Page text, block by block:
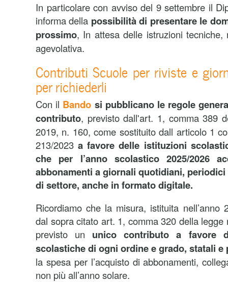
In particolare con avviso del 9 settembre il
informa della possibilità di presentare le
prossimo, In attesa delle istruzioni tecniche,
agevolativa.
Contributi Scuole per riviste e
per richiederli
Con il Bando si pubblicano le regole
contributo, previsto dall'art. 1, comma 389
2019, n. 160, come sostituito dall articolo 1
213/2023a favore delle istituzioni
che per l’anno scolastico 2025/2026
abbonamenti a giornali quotidiani,
di settore, anche in formato digitale.
Ricordiamo che la misura, istituita nell’anno
dal sopra citato art. 1, comma 320 della
previsto un unico contributo a favore
scolastiche di ogni ordine e grado, statali e
la spesa per l’acquisto di abbonamenti,
non più all’anno solare.